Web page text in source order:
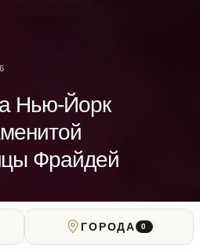
Нью-Йорк
Фрайдей
ГОРОДА 0